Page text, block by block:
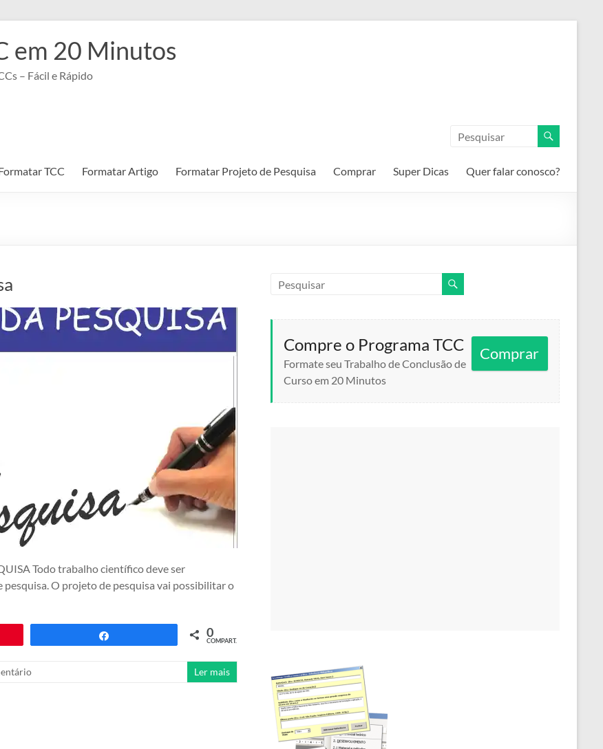
em 20 Minutos
– Fácil e Rápido
TCC Formatar Artigo Formatar Projeto de Pesquisa Comprar Super Dicas Quer falar conosco?
Todo trabalho científico deve ser
O projeto de pesquisa vai possibilitar o
0
COMPART.
Ler mais
Compre o Programa TCC
Formate seu Trabalho de Conclusão de
Curso em 20 Minutos
Comprar